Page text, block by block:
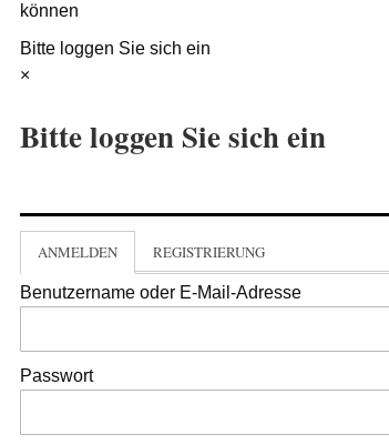
können
Bitte loggen Sie sich ein
×
Bitte loggen Sie sich ein
ANMELDEN REGISTRIERUNG
Benutzername oder E-Mail-Adresse
Passwort